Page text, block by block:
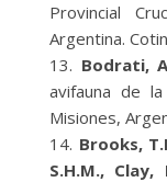
Provincial
Argentina.
Bodrati,
avifauna de
Misiones,
Brooks,
S.H.M., Clay,